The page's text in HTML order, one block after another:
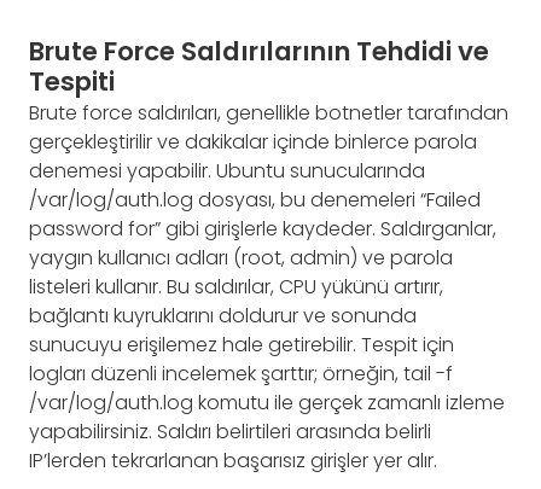
Brute Force Saldırılarının Tehdidi ve
Tespiti
Brute force saldırıları, genellikle botnetler tarafından
gerçekleştirilir ve dakikalar içinde binlerce parola
denemesi yapabilir. Ubuntu sunucularında
/var/log/auth.log dosyası, bu denemeleri “Failed
password for” gibi girişlerle kaydeder. Saldırganlar,
yaygın kullanıcı adları (root, admin) ve parola
listeleri kullanır. Bu saldırılar, CPU yükünü artırır,
bağlantı kuyruklarını doldurur ve sonunda
sunucuyu erişilemez hale getirebilir. Tespit için
logları düzenli incelemek şarttır; örneğin, tail -f
/var/log/auth.log komutu ile gerçek zamanlı izleme
yapabilirsiniz. Saldırı belirtileri arasında belirli
IP’lerden tekrarlanan başarısız girişler yer alır.